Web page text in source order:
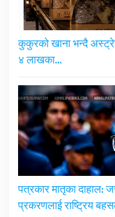
कुकुरको खाना भन्दै
४ लाखका…
पत्रकार मातृका दाहाल:
प्रकरणलाई राष्ट्रिय